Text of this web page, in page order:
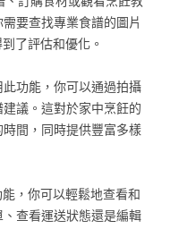
要查找專業食譜的圖片
了評估和優化。
功能，你可以通過拍攝
議。這對於家中烹飪的
間，同時提供豐富多樣
，你可以輕鬆地查看和
查看運送狀態還是編輯